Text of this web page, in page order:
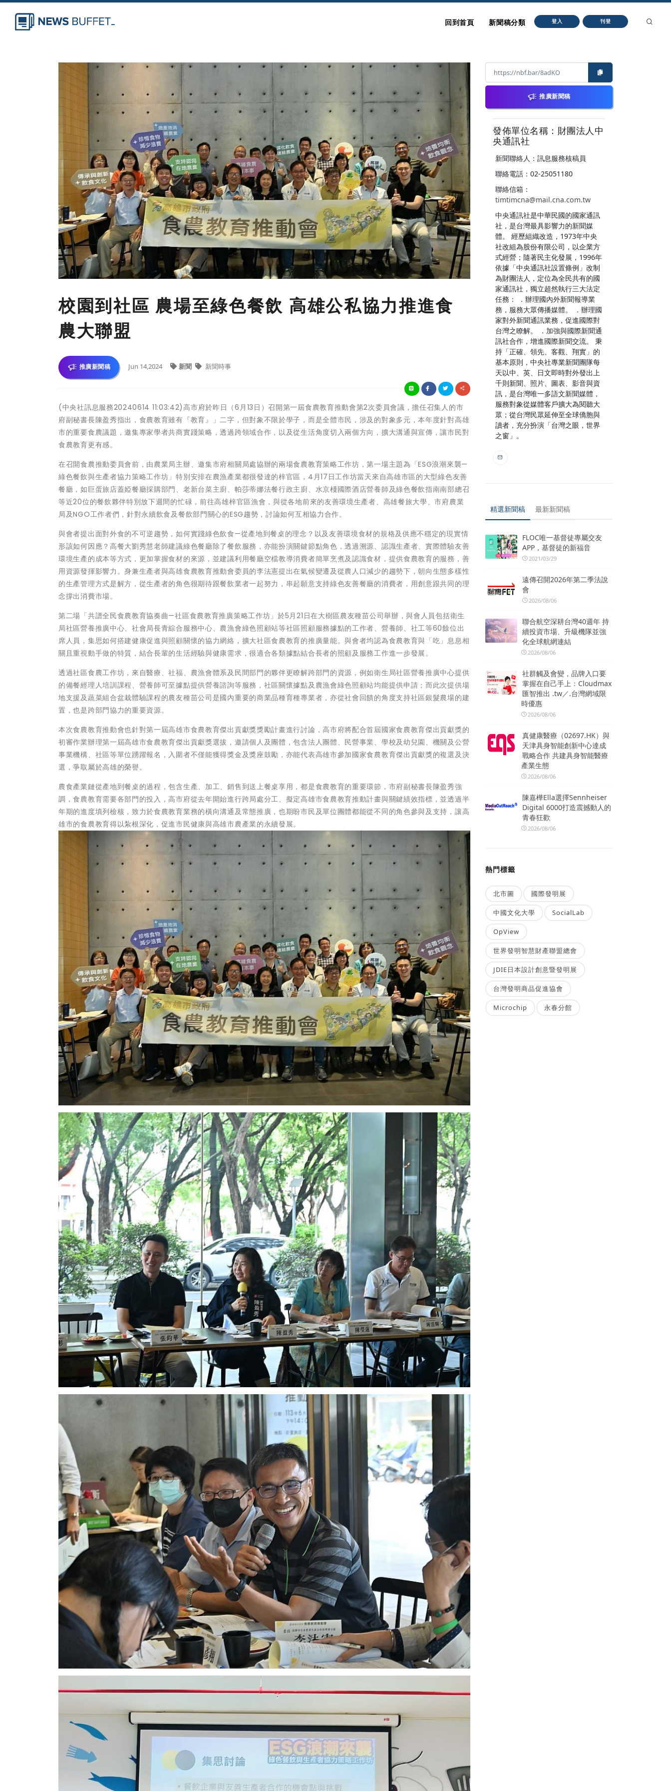
回到首頁 新聞稿分類 登入 刊登
校園到社區 農場至綠色餐飲 高雄公私協力推進食
農大聯盟
推廣新聞稿 Jun 14,2024 新聞 新聞時事
(中央社訊息服務20240614 11:03:42)高市府於昨日（6月13日）召開第一屆食農教育推動會第2次委員會議，擔任召集人的市
府副秘書長陳盈秀指出，食農教育雖有『教育』」二字，但對象不限於學子，而是全體市民，涉及的對象多元，本年度針對高雄
市的重要食農議題，邀集專家學者共商實踐策略，透過跨領域合作，以及從生活角度切入兩個方向，擴大溝通與宣傳，讓市民對
食農教育更有感。
在召開食農推動委員會前，由農業局主辦、邀集市府相關局處協辦的兩場食農教育策略工作坊，第一場主題為「ESG浪潮來襲—
綠色餐飲與生產者協力策略工作坊」特別安排在農漁產業都很發達的梓官區，4月17日工作坊當天來自高雄市區的大型綠色友善
餐廳，如巨蛋旅店蓋婭餐廳採購部門、老新台菜主廚、帕莎蒂娜法餐行政主廚、水京棧國際酒店營養師及綠色餐飲指南南部總召
等近20位的餐飲夥伴特別放下週間的忙碌，前往高雄梓官區漁會，與從各地前來的友善環境生產者、高雄餐旅大學、市府農業
局及NGO工作者們，針對永續飲食及餐飲部門關心的ESG趨勢，討論如何互相協力合作。
與會者提出面對外食的不可逆趨勢，如何實踐綠色飲食—從產地到餐桌的理念？以及友善環境食材的規格及供應不穩定的現實情
形該如何因應？高餐大劉秀慧老師建議綠色餐廳除了餐飲服務，亦能扮演關鍵節點角色，透過溯源、認識生產者、實際體驗友善
環境生產的成本等方式，更加掌握食材的來源，並建議利用餐廳空檔教導消費者簡單烹煮及認識食材，提供食農教育的服務，善
用資源發揮影響力。身兼生產者與高雄食農教育推動會委員的李法憲提出在氣候變遷及從農人口減少的趨勢下，朝向生態多樣性
的生產管理方式是解方，從生產者的角色很期待跟餐飲業者一起努力，串起願意支持綠色友善餐廳的消費者，用創意跟共同的理
念撐出消費市場。
第二場「共譜全民食農教育協奏曲—社區食農教育推廣策略工作坊」於5月21日在大樹區農友種苗公司舉辦，與會人員包括衛生
局社區營養推廣中心、社會局長青綜合服務中心、農漁會綠色照顧站等社區照顧服務據點的工作者、營養師、社工等60餘位出
席人員，集思如何搭建健康促進與照顧關懷的協力網絡，擴大社區食農教育的推廣量能。與會者均認為食農教育與「吃」息息相
關且重視動手做的特質，結合長輩的生活經驗與健康需求，很適合各類據點結合長者的照顧及服務工作進一步發展。
透過社區食農工作坊，來自醫療、社福、農漁會體系及民間部門的夥伴更瞭解跨部門的資源，例如衛生局社區營養推廣中心提供
的備餐經理人培訓課程、營養師可至據點提供營養諮詢等服務，社區關懷據點及農漁會綠色照顧站均能提供申請；而此次提供場
地支援及蔬菜組合盆栽體驗課程的農友種苗公司是國內重要的商業品種育種專業者，亦從社會回饋的角度支持社區銀髮農場的建
置，也是跨部門協力的重要資源。
本次食農教育推動會也針對第一屆高雄市食農教育傑出貢獻獎獎勵計畫進行討論，高市府將配合首屆國家食農教育傑出貢獻獎的
初審作業辦理第一屆高雄市食農教育傑出貢獻獎選拔，邀請個人及團體，包含法人團體、民營事業、學校及幼兒園、機關及公營
事業機構、社區等單位踴躍報名，入圍者不僅能獲得獎金及獎座鼓勵，亦能代表高雄市參加國家食農教育傑出貢獻獎的複選及決
選，爭取屬於高雄的榮譽。
農食產業鏈從產地到餐桌的過程，包含生產、加工、銷售到送上餐桌享用，都是食農教育的重要環節，市府副秘書長陳盈秀強
調，食農教育需要各部門的投入，高市府從去年開始進行跨局處分工、擬定高雄市食農教育推動計畫與關鍵績效指標，並透過半
年期的進度填列檢核，致力於食農教育業務的橫向溝通及常態推廣，也期盼市民及單位團體都能從不同的角色參與及支持，讓高
雄市的食農教育得以紮根深化，促進市民健康與高雄市農產業的永續發展。
推廣新聞稿
發佈單位名稱：財團法人中
央通訊社
新聞聯絡人：訊息服務核稿員
聯絡電話：02-25051180
聯絡信箱：
timtimcna@mail.cna.com.tw
中央通訊社是中華民國的國家通訊
社，是台灣最具影響力的新聞媒
體。 經歷組織改造，1973年中央
社改組為股份有限公司，以企業方
式經營；隨著民主化發展，1996年
依據「中央通訊社設置條例」改制
為財團法人，定位為全民共有的國
家通訊社，獨立超然執行三大法定
任務： ．辦理國內外新聞報導業
務，服務大眾傳播媒體。 ．辦理國
家對外新聞通訊業務，促進國際對
台灣之瞭解。 ．加強與國際新聞通
訊社合作，增進國際新聞交流。 秉
持「正確、領先、客觀、翔實」的
基本原則，中央社專業新聞團隊每
天以中、英、日文即時對外發出上
千則新聞、照片、圖表、影音與資
訊，是台灣唯一多語文新聞媒體，
服務對象從媒體客戶擴大為閱聽大
眾；從台灣民眾延伸至全球僑胞與
讀者，充分扮演「台灣之眼，世界
之窗」。
精選新聞稿 最新新聞稿
FLOC唯一基督徒專屬交友
APP，基督徒的新福音
2021/03/29
遠傳召開2026年第二季法說
會
2026/08/06
聯合航空深耕台灣40週年 持
續投資市場、升級機隊並強
化全球航網連結
2026/08/06
社群觸及會變，品牌入口要
掌握在自己手上：Cloudmax
匯智推出 .tw／.台灣網域限
時優惠
2026/08/06
真健康醫療（02697.HK）與
天津具身智能創新中心達成
戰略合作 共建具身智能醫療
產業生態
2026/08/06
陳嘉樺Ella選擇Sennheiser
Digital 6000打造震撼動人的
青春狂歡
2026/08/06
熱門標籤
北市圖 國際發明展
中國文化大學 SocialLab
OpView
世界發明智慧財產聯盟總會
JDIE日本設計創意暨發明展
台灣發明商品促進協會
Microchip 永春分館